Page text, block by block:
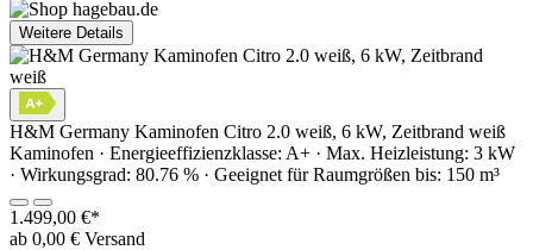
Weitere Details
H&M Germany Kaminofen Citro 2.0 weiß, 6 kW, Zeitbrand weiß
Kaminofen · Energieeffizienzklasse: A+ · Max. Heizleistung: 3 kW
· Wirkungsgrad: 80.76 % · Geeignet für Raumgrößen bis: 150 m³
1.499,00 €*
ab 0,00 € Versand